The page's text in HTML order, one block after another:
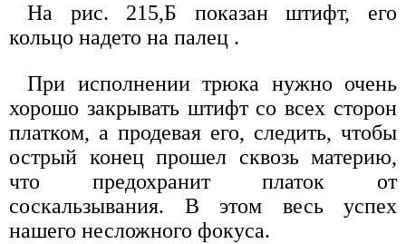
На рис. 215,Б показан штифт, его
кольцо надето на палец .
При исполнении трюка нужно очень
хорошо закрывать штифт со всех сторон
платком, а продевая его, следить, чтобы
острый конец прошел сквозь материю,
что предохранит платок от
соскальзывания. В этом весь успех
нашего несложного фокуса.